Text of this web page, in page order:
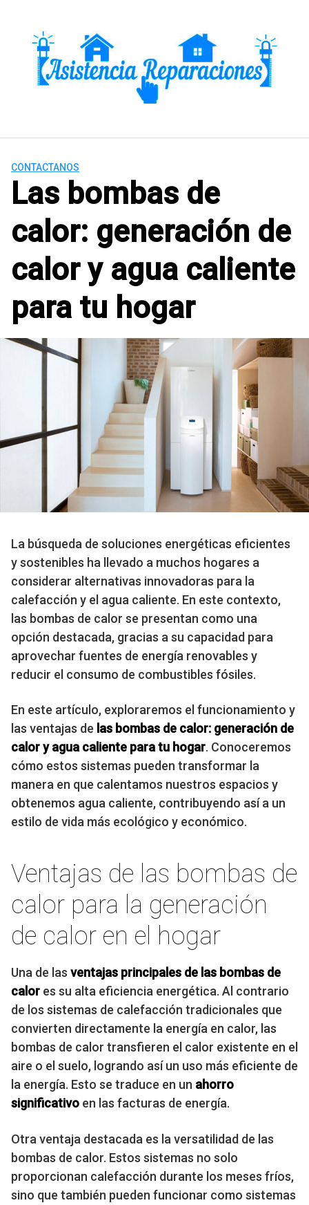
contenido
CONTACTANOS
Las bombas de
calor: generación de
calor y agua caliente
para tu hogar
La búsqueda de soluciones energéticas eficientes
y sostenibles ha llevado a muchos hogares a
considerar alternativas innovadoras para la
calefacción y el agua caliente. En este contexto,
las bombas de calor se presentan como una
opción destacada, gracias a su capacidad para
aprovechar fuentes de energía renovables y
reducir el consumo de combustibles fósiles.
En este artículo, exploraremos el funcionamiento y
las ventajas de las bombas de calor: generación de
calor y agua caliente para tu hogar. Conoceremos
cómo estos sistemas pueden transformar la
manera en que calentamos nuestros espacios y
obtenemos agua caliente, contribuyendo así a un
estilo de vida más ecológico y económico.
Ventajas de las bombas de
calor para la generación
de calor en el hogar
Una de las ventajas principales de las bombas de
calor es su alta eficiencia energética. Al contrario
de los sistemas de calefacción tradicionales que
convierten directamente la energía en calor, las
bombas de calor transfieren el calor existente en el
aire o el suelo, logrando así un uso más eficiente de
la energía. Esto se traduce en un ahorro
significativo en las facturas de energía.
Otra ventaja destacada es la versatilidad de las
bombas de calor. Estos sistemas no solo
proporcionan calefacción durante los meses fríos,
sino que también pueden funcionar como sistemas